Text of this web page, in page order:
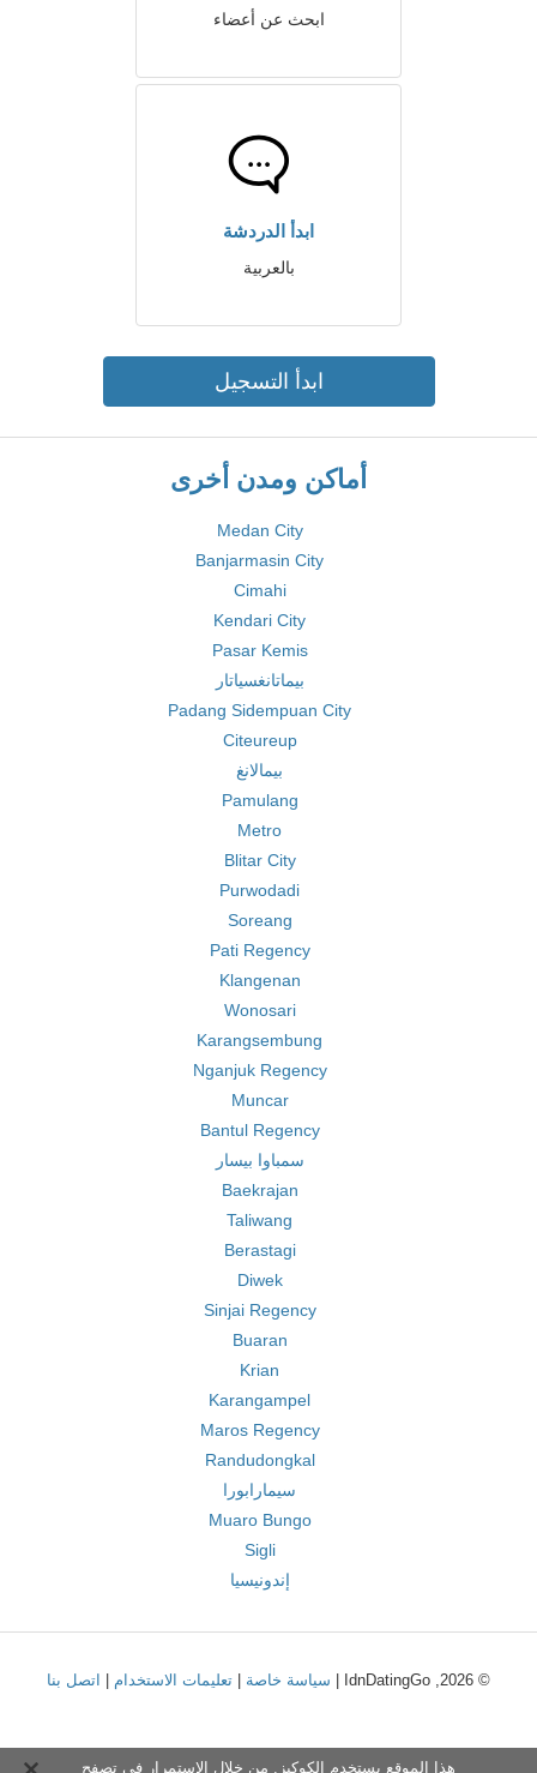
ابحث عن أعضاء
ابدأ الدردشة
بالعربية
ابدأ التسجيل
أماكن ومدن أخرى
Medan City
Banjarmasin City
Cimahi
Kendari City
Pasar Kemis
بيماتانغسياتار
Padang Sidempuan City
Citeureup
بيمالانغ
Pamulang
Metro
Blitar City
Purwodadi
Soreang
Pati Regency
Klangenan
Wonosari
Karangsembung
Nganjuk Regency
Muncar
Bantul Regency
سمباوا بيسار
Baekrajan
Taliwang
Berastagi
Diwek
Sinjai Regency
Buaran
Krian
Karangampel
Maros Regency
Randudongkal
سيمارابورا
Muaro Bungo
Sigli
إندونيسيا
© 2026, IdnDatingGo | سياسة خاصة تعليمات الاستخدام اتصل بنا
هذا الموقع يستخدم الكوكيز. من خلال الاستمرار في تصفح